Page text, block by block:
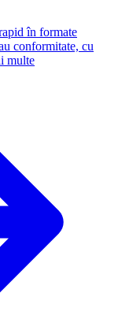
în formate
conformitate, cu
multe